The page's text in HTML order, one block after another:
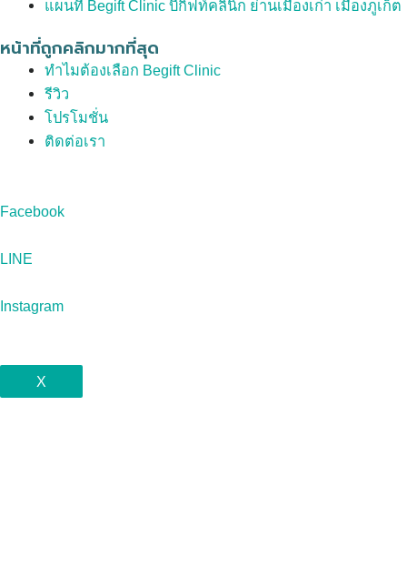
แผนที่ Begift Clinic บีกิฟท์คลินิก ย่านเมืองเก่า เมืองภูเก็ต
หน้าที่ถูกคลิกมากที่สุด
ทำไมต้องเลือก Begift Clinic
รีวิว
โปรโมชั่น
ติดต่อเรา
Facebook
LINE
Instagram
X